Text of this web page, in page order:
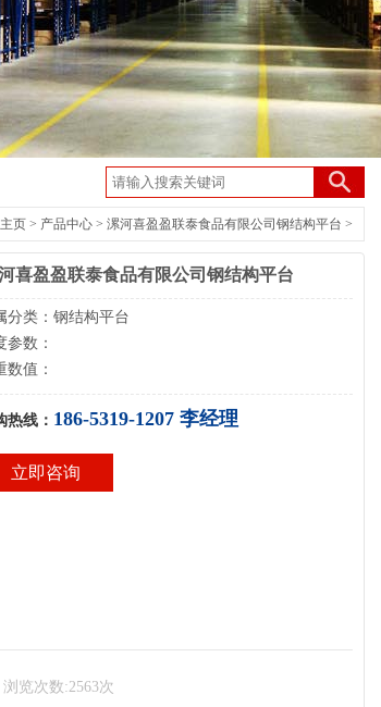
主页 > 产品中心 > 漯河喜盈盈联泰食品有限公司钢结构平台 >
喜盈盈联泰食品有限公司钢结构平台
分类：钢结构平台
参数：
数值：
热线： 186-5319-1207 李经理
立即咨询
览次数:2563次